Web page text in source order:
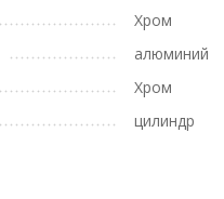
Хром
алюминий
Хром
цилиндр